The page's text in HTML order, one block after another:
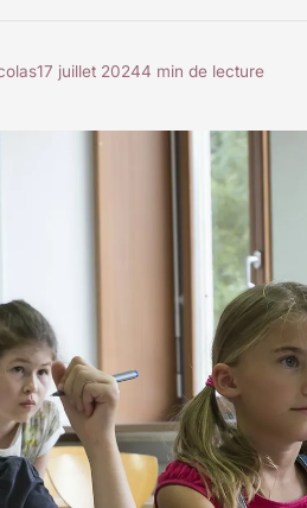
17 juillet 20244 min de lecture